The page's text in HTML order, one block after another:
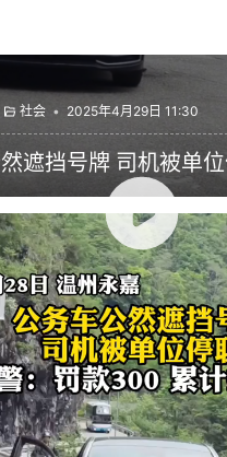
社会 • 2025年4月29日 11:30
遮挡号牌 司机被单
00:00 / 00:07
州永嘉县一公务车遮挡
户端28日消息，永嘉县公
出勤时遮挡车牌躲避逆行
元累计扣10分处罚，县
理。